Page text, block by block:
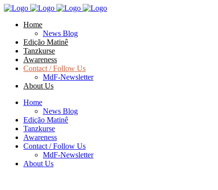
Home
News Blog
Edição Matinê
Tanzkurse
Awareness
Contact / Follow Us
MdF-Newsletter
About Us
Home
News Blog
Edição Matinê
Tanzkurse
Awareness
Contact / Follow Us
MdF-Newsletter
About Us